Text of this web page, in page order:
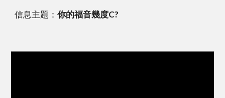
信息主題：你的福音幾度C?